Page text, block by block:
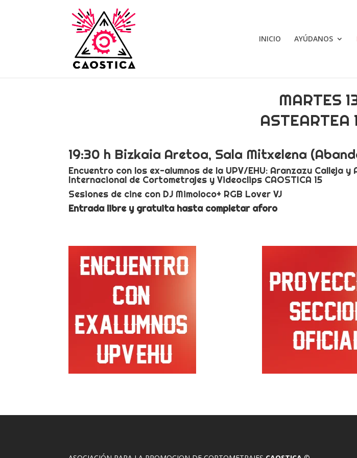
INICIO AYÚDANOS
MARTES
ASTEARTEA
19:30 h Bizkaia Aretoa, Sala Mitxelena
Encuentro con los ex-alumnos de la UPV/EHU: Aranzazu Calleja
Internacional de Cortometrajes y Videoclips CAOSTICA 15
Sesiones de cine con DJ Mimoloco+ RGB Lover VJ
Entrada libre y gratuita hasta completar aforo